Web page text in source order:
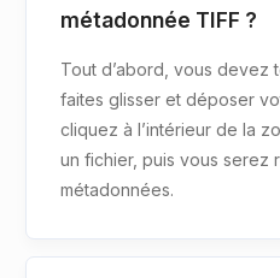
métadonnée TIFF ?
Tout d’abord, vous devez
faites glisser et déposer
cliquez à l’intérieur de la
un fichier, puis vous serez
métadonnées.